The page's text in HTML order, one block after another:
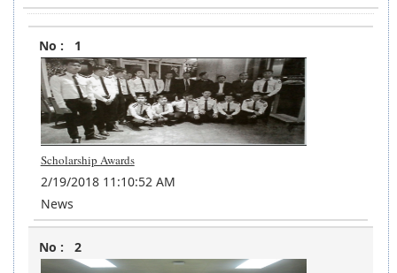
Posted
Date
1
Scholarship Awards
2/19/2018 11:10:52 AM
News
2